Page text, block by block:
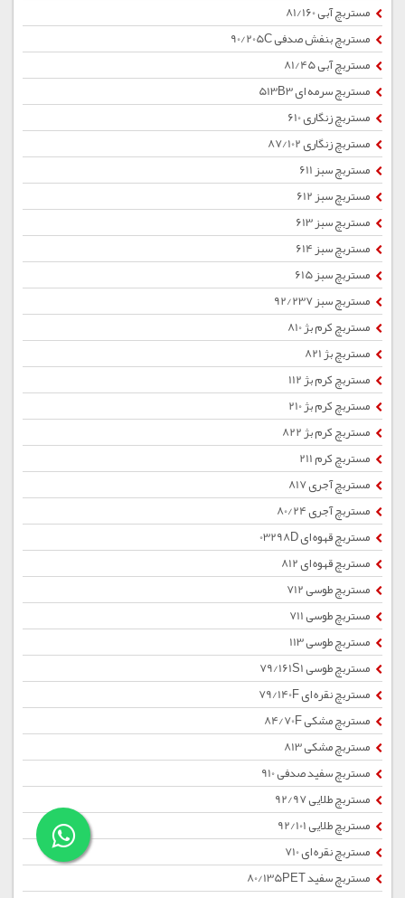
مستربچ آبی 81/160
مستربچ بنفش صدفی 90/205C
مستربچ آبی 81/45
مستربچ سرمه ای 513B3
مستربچ زنگاری 610
مستربچ زنگاری 87/102
مستربچ سبز 611
مستربچ سبز 612
مستربچ سبز 613
مستربچ سبز 614
مستربچ سبز 615
مستربچ سبز 92/237
مستربچ کرم بژ 810
مستربچ بژ 821
مستربچ کرم بژ 112
مستربچ کرم بژ 210
مستربچ کرم بژ 822
مستربچ کرم 211
مستربچ آجری 817
مستربچ آجری 80/24
مستربچ قهوه ای 03298D
مستربچ قهوه ای 812
مستربچ طوسی 712
مستربچ طوسی 711
مستربچ طوسی 113
مستربچ طوسی 79/161S1
مستربچ نقره ای 79/140F
مستربچ مشکی 84/70F
مستربچ مشکی 813
مستربچ سفید صدفی 910
مستربچ طلایی 92/97
مستربچ طلایی 92/101
مستربچ نقره ای 710
مستربچ سفید 80/135PET